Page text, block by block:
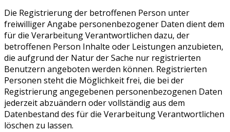
Die Registrierung der betroffenen Person unter
freiwilliger Angabe personenbezogener Daten dient dem
für die Verarbeitung Verantwortlichen dazu, der
betroffenen Person Inhalte oder Leistungen anzubieten,
die aufgrund der Natur der Sache nur registrierten
Benutzern angeboten werden können. Registrierten
Personen steht die Möglichkeit frei, die bei der
Registrierung angegebenen personenbezogenen Daten
jederzeit abzuändern oder vollständig aus dem
Datenbestand des für die Verarbeitung Verantwortlichen
löschen zu lassen.